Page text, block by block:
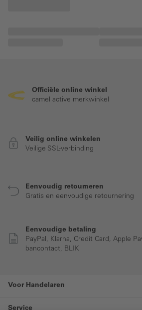
Officiële online winkel
camel active merkwinkel
Veilig online winkelen
Veilige SSL-verbinding
Eenvoudig retourneren
Gratis en eenvoudige retournering
Eenvoudige betaling
PayPal, Klarna, Credit Card, Apple
bancontact, BLIK
Voor Handelaren
Service